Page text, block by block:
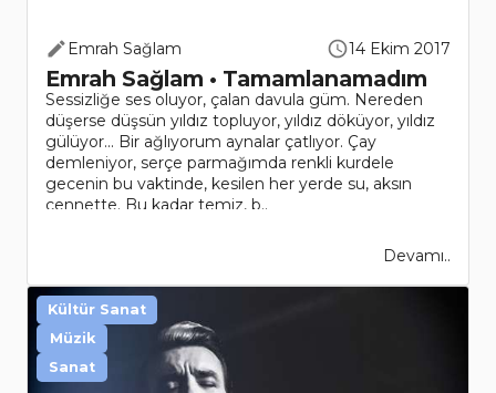
Emrah Sağlam 14 Ekim 2017
Emrah Sağlam • Tamamlanamadım
Sessizliğe ses oluyor, çalan davula güm. Nereden
düşerse düşsün yıldız topluyor, yıldız döküyor, yıldız
gülüyor... Bir ağlıyorum aynalar çatlıyor. Çay
demleniyor, serçe parmağımda renkli kurdele
gecenin bu vaktinde, kesilen her yerde su, aksın
cennette. Bu kadar temiz, b..
Devamı..
Kültür Sanat
Müzik
Sanat